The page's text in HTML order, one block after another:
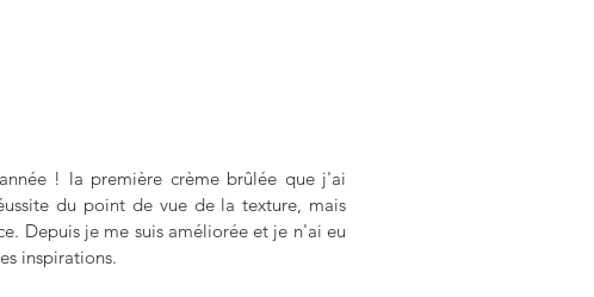
! la première crème brûlée que j'ai
du point de vue de la texture, mais
Depuis je me suis améliorée et je n'ai eu
inspirations.